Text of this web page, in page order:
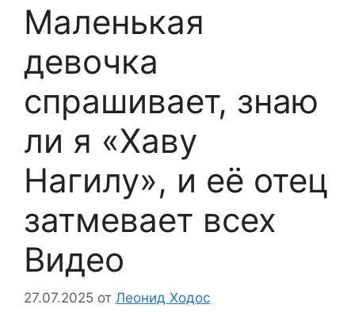
Маленькая
девочка
спрашивает, знаю
ли я «Хаву
Нагилу», и её отец
затмевает всех
Видео
27.07.2025 от Леонид Ходос